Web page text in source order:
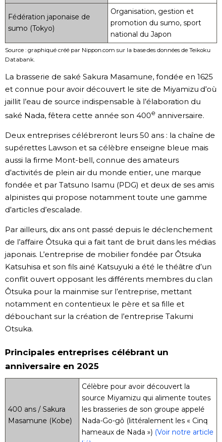
Fédération japonaise de
sumo (Tokyo)
Organisation, gestion et
promotion du sumo, sport
national du Japon
Source : graphiqué créé par Nippon.com sur la base des données de Teikoku
Databank.
La brasserie de saké Sakura Masamune, fondée en 1625
et connue pour avoir découvert le site de Miyamizu d’où
jaillit l’eau de source indispensable à l’élaboration du
saké Nada, fêtera cette année son 400e anniversaire.
Deux entreprises célébreront leurs 50 ans : la chaîne de
supérettes Lawson et sa célèbre enseigne bleue mais
aussi la firme Mont-bell, connue des amateurs
d’activités de plein air du monde entier, une marque
fondée et par Tatsuno Isamu (PDG) et deux de ses amis
alpinistes qui propose notamment toute une gamme
d’articles d’escalade.
Par ailleurs, dix ans ont passé depuis le déclenchement
de l’affaire Ôtsuka qui a fait tant de bruit dans les médias
japonais. L’entreprise de mobilier fondée par Ôtsuka
Katsuhisa et son fils ainé Katsuyuki a été le théâtre d’un
conflit ouvert opposant les différents membres du clan
Ôtsuka pour la mainmise sur l’entreprise, mettant
notamment en contentieux le père et sa fille et
débouchant sur la création de l’entreprise Takumi
Otsuka.
Principales entreprises célébrant un
anniversaire en 2025
400 ans / Sakura
Masamune (Kobe)
Célèbre pour avoir découvert la
source Miyamizu qui alimente toutes
les brasseries de son groupe appelé
Nada-Go-gô (littéralement les « Cinq
hameaux de Nada ») (Voir notre article